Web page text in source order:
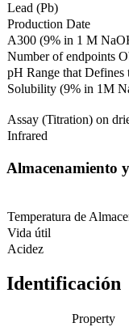
Lead (Pb)
Production Date
A300 (9% in 1 M
Number of endpoints
pH Range that
Solubility (9% in 1M
Assay (Titration) on
Infrared
Almacenamiento
Temperatura de
Vida útil
Acidez
Identificación
Property